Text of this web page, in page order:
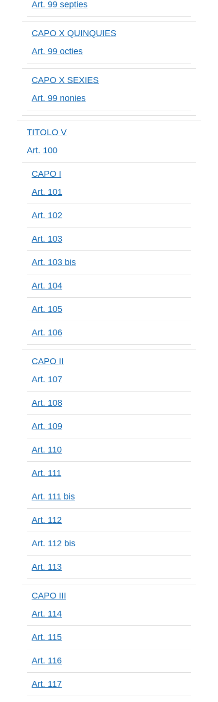
Art. 99 septies
CAPO X QUINQUIES
Art. 99 octies
CAPO X SEXIES
Art. 99 nonies
TITOLO V
Art. 100
CAPO I
Art. 101
Art. 102
Art. 103
Art. 103 bis
Art. 104
Art. 105
Art. 106
CAPO II
Art. 107
Art. 108
Art. 109
Art. 110
Art. 111
Art. 111 bis
Art. 112
Art. 112 bis
Art. 113
CAPO III
Art. 114
Art. 115
Art. 116
Art. 117